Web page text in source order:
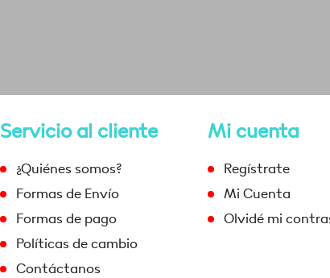
Servicio al cliente
¿Quiénes somos?
Formas de Envío
Formas de pago
Políticas de cambio
Contáctanos
Mi cuenta
Regístrate
Mi Cuenta
Olvidé mi